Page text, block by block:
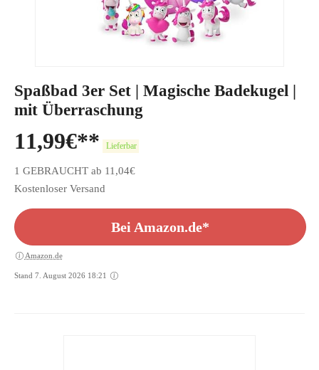
Spaßbad 3er Set | Magische Badekugel |
mit Überraschung
11,99€ Lieferbar
1 GEBRAUCHT ab 11,04€
Kostenloser Versand
Bei Amazon.de*
Amazon.de
Stand 7. August 2026 18:21